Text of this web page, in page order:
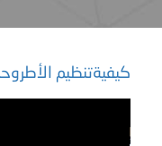
كيفيةتنظيم